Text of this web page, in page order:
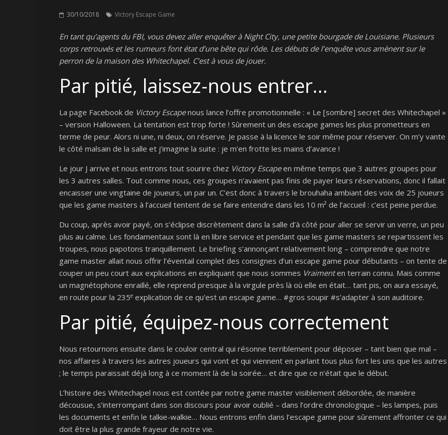
30/10/2018 Victory Escape Game
En tant qu’agents du FBI, vous devez aller enquêter à Night City, une petite bourgade de Louisiane. Plusieurs
corps retrouvés et les rumeurs font état d’une bête qui rôde. Les débuts de l’enquête vous amènent sur le
perron de la maison des Whitechapel. C’est à vous de jouer.
Par pitié, laissez-nous entrer…
La page Facebook de Victory Escapenous lance l’offre promotionnelle : « Le [sombre] secret des Whitechapel »
– version Halloween. La tentation est trop forte ! Sûrement un des escape games les plus prometteurs en
terme de peur. Alors ni une, ni deux, on réserve. Je passe à la licence le soir même pour réserver. On m’y vante
le côté malsain de la salle et j’imagine la suite : je m’en frotte les mains d’avance !
Le jour J arrive et nous entrons tout sourire chez Victory Escapeen même temps que 3 autres groupes pour
les 3 autres salles. Tout comme nous, ces groupes n’avaient pas finis de payer leurs réservations, donc il fallait
encaisser une vingtaine de joueurs, un par un. C’est donc à travers le brouhaha ambiant des voix de 25 joueurs
que les game masters à l’accueil tentent de se faire entendre dans les 10 m² de l’accueil : c’est peine perdue.
Du coup, après avoir payé, on s’éclipse discrètement dans la salle d’à côté pour aller se servir un verre, un peu
plus au calme. Les fondamentaux sont là en libre service et pendant que les game masters se repartissent les
troupes, nous papotons tranquillement. Le briefing s’annonçant relativement long – comprendre que notre
game master allait nous offrir l’éventail complet des consignes d’un escape game pour débutants – on tente de
couper un peu court aux explications en expliquant que nous sommes Vraimenten terrain connu. Mais comme
un magnétophone enraillé, elle reprend presque à la virgule près là où elle en était… tant pis, on aura essayé,
en route pour la 235e explication de ce qu’est un escape game… #gros soupir #s’adapter à son auditoire.
Par pitié, équipez-nous correctement
Nous retournons ensuite dans le couloir central qui résonne terriblement pour déposer – tant bien que mal –
nos affaires à travers les autres joueurs qui vont et qui viennent en parlant tous plus fort les uns que les autres
; le temps paraissait déjà long à ce moment là de la soirée… et dire que ce n’était que le début.
L’histoire des Whitechapel nous est contée par notre game master visiblement débordée, de manière
décousue, s’interrompant dans son discours pour avoir oublié – dans l’ordre chronologique – les lampes, puis
les documents et enfin le talkie-walkie… Nous entrons enfin dans l’escape game pour sûrement affronter ce qui
doit être la plus grande frayeur de notre vie.